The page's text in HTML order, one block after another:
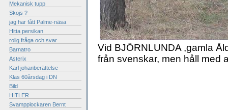
Mekanisk tupp
Skojs ?
jag har fått Palme-näsa
Hitta persikan
rolig fråga och svar
Barnatro
Asterix
Karl johanberättelse
Klas 60årsdag i DN
Bild
HITLER
Svampplockaren Bernt
Vid BJÖRNLUNDA ,gamla
från svenskar, men håll med